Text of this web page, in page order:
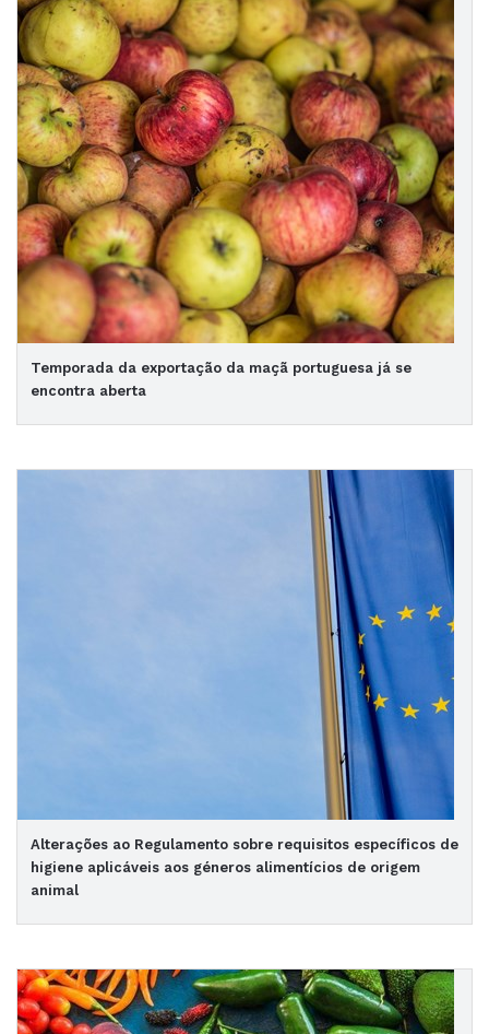
Temporada da exportação da maçã portuguesa já se
encontra aberta
Alterações ao Regulamento sobre requisitos específicos de
higiene aplicáveis aos géneros alimentícios de origem
animal